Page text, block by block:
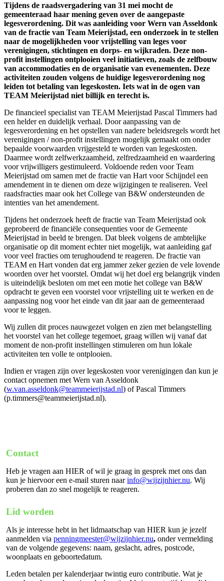
Tijdens de raadsvergadering van 31 mei mocht de
gemeenteraad haar mening geven over de aangepaste
legesverordening. Dit was aanleiding voor Wern van Asseldonk
van de fractie van Team Meierijstad, een onderzoek in te stellen
naar de mogelijkheden voor vrijstelling van leges voor
verenigingen, stichtingen en dorps- en wijkraden. Deze non-
profit instellingen ontplooien veel initiatieven, zoals de zelfbouw
van accommodaties en de organisatie van evenementen. Deze
activiteiten zouden volgens de huidige legesverordening nog
leiden tot betaling van legeskosten. Iets wat in de ogen van
TEAM Meierijstad niet billijk en terecht is.
De financieel specialist van TEAM Meierijstad Pascal Timmers had
een helder en duidelijk verhaal. Door aanpassing van de
legesverordening en het opstellen van nadere beleidsregels wordt het
verenigingen / non-profit instellingen mogelijk gemaakt om onder
bepaalde voorwaarden vrijgesteld te worden van legeskosten.
Daarmee wordt zelfwerkzaamheid, zelfredzaamheid en waardering
voor vrijwilligers gestimuleerd. Voldoende reden voor Team
Meierijstad om samen met de fractie van Hart voor Schijndel een
amendement in te dienen om deze wijzigingen te realiseren. Veel
raadsfracties maar ook het College van B&W ondersteunden de
intenties van het amendement.
Tijdens het onderzoek heeft de fractie van Team Meierijstad ook
geprobeerd de financiële consequenties voor de Gemeente
Meierijstad in beeld te brengen. Dat bleek volgens de ambtelijke
organisatie op dit moment echter niet mogelijk, wat aanleiding gaf
voor veel fracties om terughoudend te reageren. De fractie van
TEAM en Hart vonden dat erg jammer zeker gezien de vele lovende
woorden over het voorstel. Omdat wij het doel erg belangrijk vinden
is uiteindelijk besloten om met een motie het college van B&W
opdracht te geven een voorstel voor vrijstelling uit te werken en de
aanpassing nog voor het einde van dit jaar aan de gemeenteraad
voor te leggen.
Wij zullen dit proces nauwgezet volgen en zien met belangstelling
het voorstel van het college tegemoet, graag willen wij vanaf dat
moment de non-profit instellingen stimuleren om hun lokale
activiteiten ten volle te ontplooien.
Indien er vragen zijn over legeskosten voor verenigingen dan kun je
contact opnemen met Wern van Asseldonk
(w.van.asseldonk@teammeierijstad.nl) of Pascal Timmers
(p.timmers@teammeierijstad.nl).
Contact
Heb je vragen aan HIER of wil je graag in gesprek met ons dan
kun je hiervoor een e-mail sturen naarinfo@wijzijnhier.nu. Wij
proberen dan zo snel mogelijk te reageren.
Lid worden
Als je interesse hebt in het lidmaatschap van HIER kun je jezelf
aanmelden viapenningmeester@wijzijnhier.nu, onder vermelding
van de volgende gegevens: naam, geslacht, adres, postcode,
woonplaats en geboortedatum.
Leden betalen per kalenderjaar twintig euro contributie. Wat je